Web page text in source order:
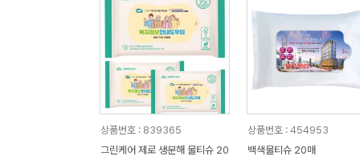
상품번호 : 839365
그린케어 제로 생분해 물티슈 20
상품번호 : 454953
백색물티슈 20매